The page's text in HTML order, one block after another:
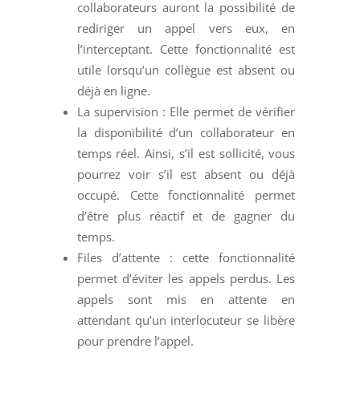
collaborateurs auront la possibilité de
rediriger un appel vers eux, en
l’interceptant. Cette fonctionnalité est
utile lorsqu’un collègue est absent ou
déjà en ligne.
La supervision : Elle permet de vérifier
la disponibilité d’un collaborateur en
temps réel. Ainsi, s’il est sollicité, vous
pourrez voir s’il est absent ou déjà
occupé. Cette fonctionnalité permet
d’être plus réactif et de gagner du
temps.
Files d’attente : cette fonctionnalité
permet d’éviter les appels perdus. Les
appels sont mis en attente en
attendant qu’un interlocuteur se libère
pour prendre l’appel.